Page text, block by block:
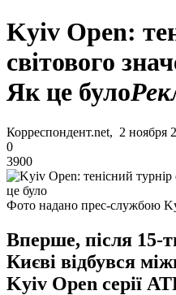
Kyiv Open:
світового
Як це було
Корреспондент.net, 2 ноября
0
3900
Фото надано прес-службою
Вперше, після 15-
Києві відбувся
Kyiv Open серії